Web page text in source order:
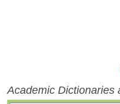
Academic Dictionaries